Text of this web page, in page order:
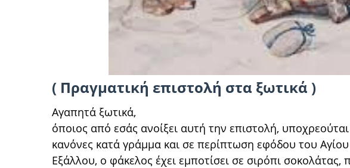
( Πραγματική επιστολή στα ξωτικά )
Αγαπητά ξωτικά,
όποιος από εσάς ανοίξει αυτή την επιστολή,
κανόνες κατά γράμμα και σε περίπτωση εφόδου του
Εξάλλου, ο φάκελος έχει εμποτίσει σε σιρόπι